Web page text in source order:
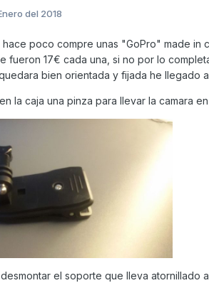
del 2018
hace poco compre unas "GoPro" made
fueron 17€ cada una, si no por lo
bien orientada y fijada he llegado
la caja una pinza para llevar la camara
el soporte que lleva atornillado